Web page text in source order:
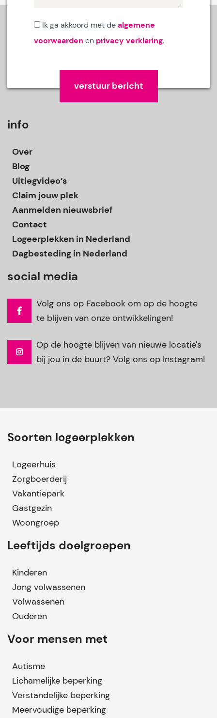
Ik ga akkoord met dealgemene
voorwaarden en privacy verklaring.
info
Over
Blog
Uitlegvideo’s
Claim jouw plek
Aanmelden nieuwsbrief
Contact
Logeerplekken in Nederland
Dagbesteding in Nederland
social media
Volg ons op Facebook om op de hoogte
te blijven van onze ontwikkelingen!
Op de hoogte blijven van nieuwe locatie's
bij jou in de buurt? Volg ons op Instagram!
Soorten logeerplekken
Logeerhuis
Zorgboerderij
Vakantiepark
Gastgezin
Woongroep
Leeftijds doelgroepen
Kinderen
Jong volwassenen
Volwassenen
Ouderen
Voor mensen met
Autisme
Lichamelijke beperking
Verstandelijke beperking
Meervoudige beperking